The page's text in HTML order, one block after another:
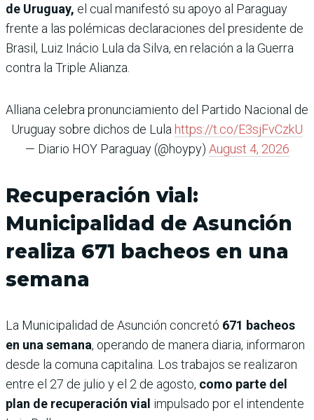
de Uruguay, el cual manifestó su apoyo al Paraguay
frente a las polémicas declaraciones del presidente de
Brasil, Luiz Inácio Lula da Silva, en relación a la Guerra
contra la Triple Alianza.
Alliana celebra pronunciamiento del Partido Nacional de
Uruguay sobre dichos de Lula https://t.co/E3sjFvCzkU
— Diario HOY Paraguay (@hoypy) August 4, 2026
Recuperación vial:
Municipalidad de Asunción
realiza 671 bacheos en una
semana
La Municipalidad de Asunción concretó 671 bacheos
en una semana, operando de manera diaria, informaron
desde la comuna capitalina. Los trabajos se realizaron
entre el 27 de julio y el 2 de agosto, como parte del
plan de recuperación vial impulsado por el intendente